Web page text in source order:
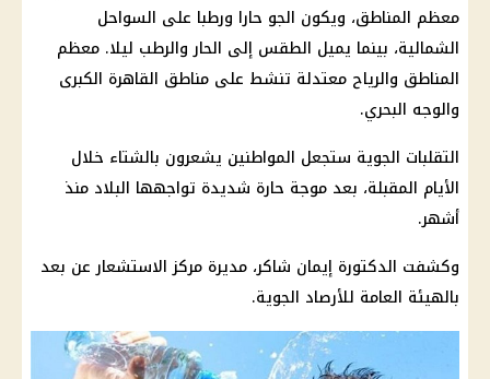
معظم المناطق، ويكون الجو حارا ورطبا على السواحل
الشمالية، بينما يميل الطقس إلى الحار والرطب ليلا. معظم
المناطق والرياح معتدلة تنشط على مناطق القاهرة الكبرى
والوجه البحري.
التقلبات الجوية ستجعل المواطنين يشعرون بالشتاء خلال
الأيام المقبلة، بعد موجة حارة شديدة تواجهها البلاد منذ
أشهر.
وكشفت الدكتورة إيمان شاكر، مديرة مركز الاستشعار عن بعد
بالهيئة العامة للأرصاد الجوية.